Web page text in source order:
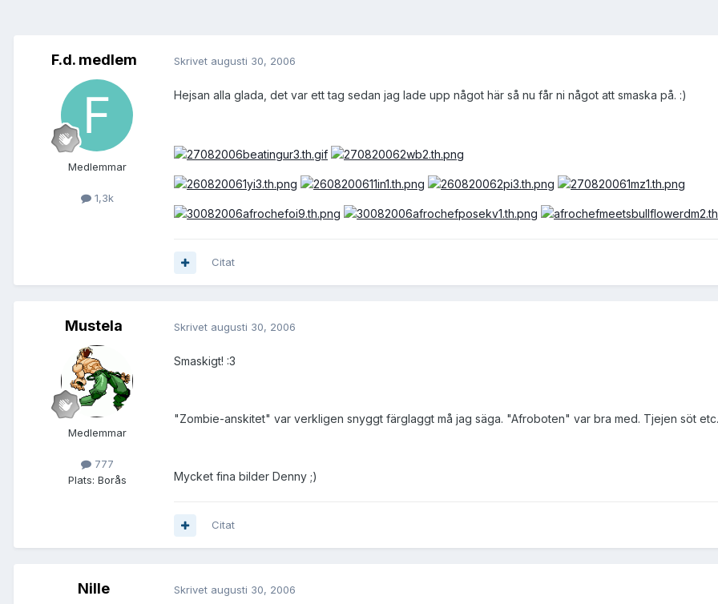
F.d. medlem
Medlemmar
1,3k
Skrivet augusti 30, 2006
Hejsan alla glada, det var ett tag sedan jag lade upp något här så nu får ni något att smaska på. :)
Citat
Mustela
Medlemmar
777
Plats: Borås
Skrivet augusti 30, 2006
Smaskigt! :3
"Zombie-anskitet" var verkligen snyggt färglaggt må jag säga. "Afroboten" var bra med. Tjejen söt
Mycket fina bilder Denny ;)
Citat
Nille Skrivet augusti 30, 2006